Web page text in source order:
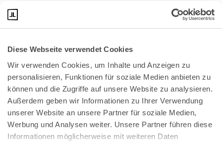
Diese Webseite verwendet Cookies
Wir verwenden Cookies, um Inhalte und Anzeigen zu
personalisieren, Funktionen für soziale Medien anbieten zu
können und die Zugriffe auf unsere Website zu analysieren.
Außerdem geben wir Informationen zu Ihrer Verwendung
unserer Website an unsere Partner für soziale Medien,
Werbung und Analysen weiter. Unsere Partner führen diese
Informationen möglicherweise mit weiteren Daten
Bundeskanzlerplatz 2
53113 Bonn